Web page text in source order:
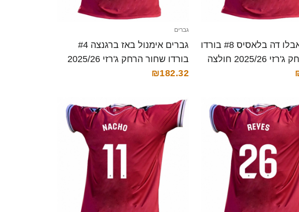
גברים פאבלו דה בלאסיס #8 בורדו
שחור הרחק ג'רזי 2025/26 חולצה
גברים
גברים אימנול באז ברגנצה #4
בורדו שחור הרחק ג'רזי 2025/26
חולצה קצרה
₪182.32